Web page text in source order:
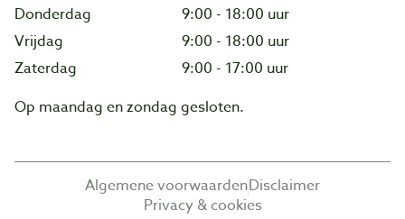
Donderdag
9:00 - 18:00 uur
Vrijdag
9:00 - 18:00 uur
Zaterdag
9:00 - 17:00 uur
Op maandag en zondag gesloten.
Algemene voorwaardenDisclaimer
Privacy & cookies